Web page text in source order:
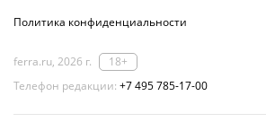
Политика конфиденциальности
ferra.ru, 2026 г.
18+
Телефон редакции: +7 495 785-17-00